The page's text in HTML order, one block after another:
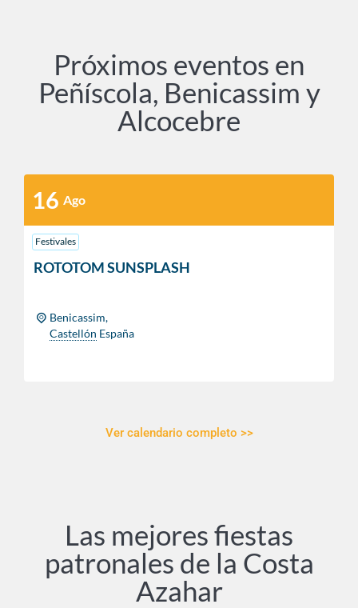
Próximos eventos en
Peñíscola, Benicassim y
Alcocebre
16 Ago
Festivales
ROTOTOM SUNSPLASH
Benicassim,
Castellón España
Ver calendario completo >>
Las mejores fiestas
patronales de la Costa
Azahar